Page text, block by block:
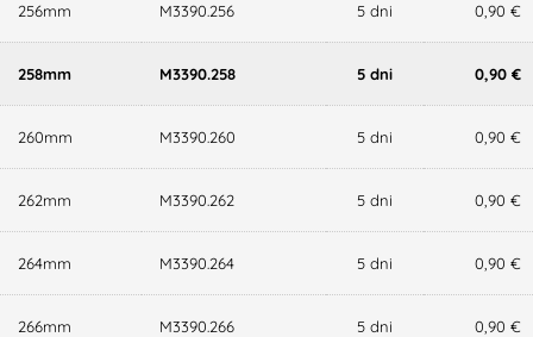
256mm M3390.256 5 dni 0,90 €
258mm M3390.258 5 dni 0,90 €
260mm M3390.260 5 dni 0,90 €
262mm M3390.262 5 dni 0,90 €
264mm M3390.264 5 dni 0,90 €
266mm M3390.266 5 dni 0,90 €